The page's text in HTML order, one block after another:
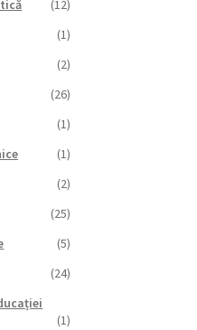
(12)
(1)
(2)
(26)
(1)
(1)
(2)
(25)
(5)
(24)
(1)